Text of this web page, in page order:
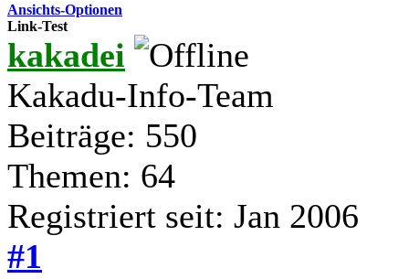
Ansichts-Optionen
Link-Test
kakadei
Kakadu-Info-Team
Beiträge: 550
Themen: 64
Registriert seit: Jan 2006
#1